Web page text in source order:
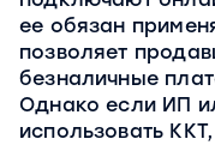
ее обязан
позволяет
безналичные
Однако если ИП
использовать